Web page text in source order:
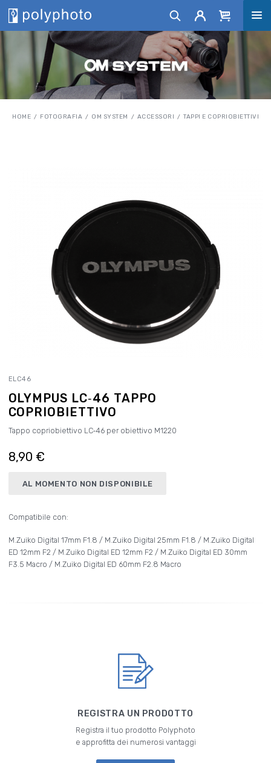
HOME FOTOGRAFIA OM SYSTEM ACCESSORI TAPPI E COPRIOBIETTIVI
ELC46
OLYMPUS LC‑46 TAPPO
COPRIOBIETTIVO
Tappo copriobiettivo LC‑46 per obiettivo M1220
8,90 €
AL MOMENTO NON DISPONIBILE
Compatibile con:
M.Zuiko Digital 17mm F1.8 / M.Zuiko Digital 25mm F1.8 / M.Zuiko Digital
ED 12mm F2 / M.Zuiko Digital ED 12mm F2 / M.Zuiko Digital ED 30mm
F3.5 Macro / M.Zuiko Digital ED 60mm F2.8 Macro
REGISTRA UN PRODOTTO
Registra il tuo prodotto Polyphoto
e approfitta dei numerosi vantaggi